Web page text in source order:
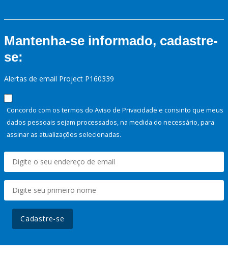
Mantenha-se informado, cadastre-
se:
Alertas de email Project P160339
Concordo com os termos do Aviso de Privacidade e consinto que meus
dados pessoais sejam processados, na medida do necessário, para
assinar as atualizações selecionadas.
Cadastre-se